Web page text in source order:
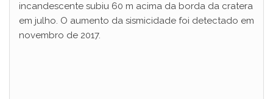
incandescente subiu 60 m acima da borda da cratera
em julho. O aumento da sismicidade foi detectado em
novembro de 2017.